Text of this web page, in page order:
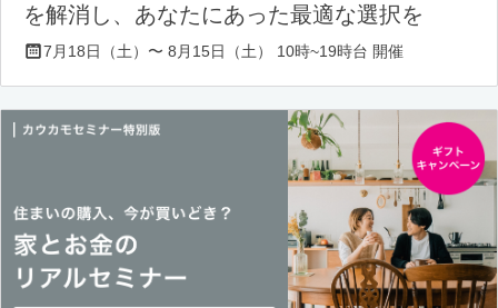
を解消し、あなたにあった最適な選択を
7月18日（土）〜 8月15日（土） 10時~19時台 開催